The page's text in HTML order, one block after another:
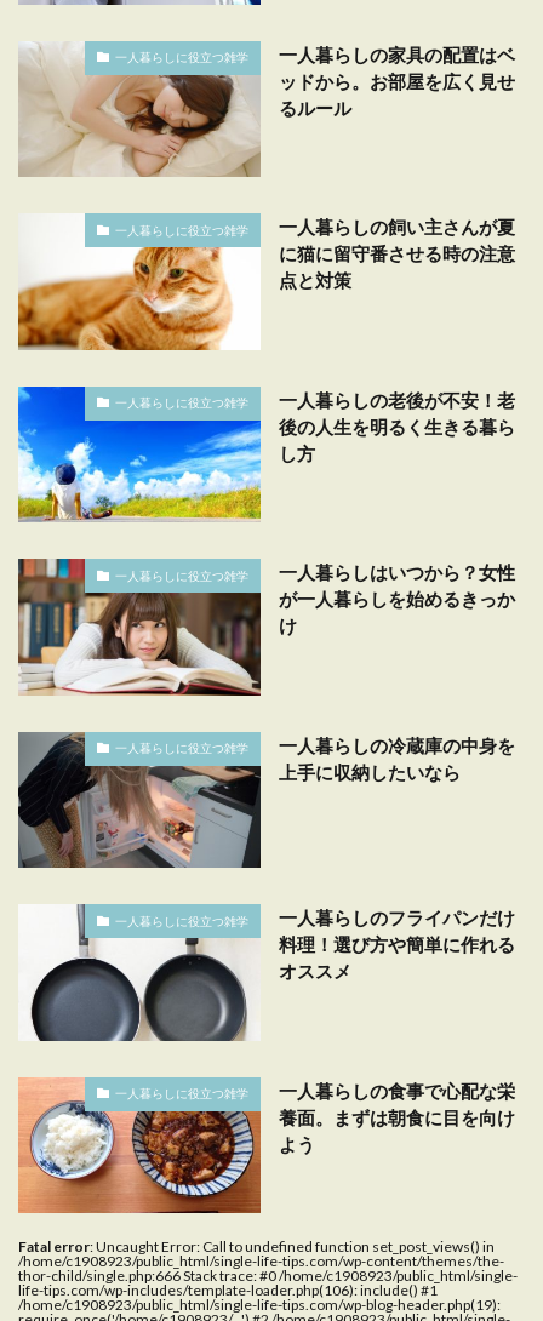
一人暮らしに役立つ雑学
一人暮らしの家具の配置はベ
ッドから。お部屋を広く見せ
るルール
一人暮らしに役立つ雑学
一人暮らしの飼い主さんが夏
に猫に留守番させる時の注意
点と対策
一人暮らしに役立つ雑学
一人暮らしの老後が不安！老
後の人生を明るく生きる暮ら
し方
一人暮らしに役立つ雑学
一人暮らしはいつから？女性
が一人暮らしを始めるきっか
け
一人暮らしに役立つ雑学
一人暮らしの冷蔵庫の中身を
上手に収納したいなら
一人暮らしに役立つ雑学
一人暮らしのフライパンだけ
料理！選び方や簡単に作れる
オススメ
一人暮らしに役立つ雑学
一人暮らしの食事で心配な栄
養面。まずは朝食に目を向け
よう
Fatal error: Uncaught Error: Call to undefined function set_post_views() in
/home/c1908923/public_html/single-life-tips.com/wp-content/themes/the-
thor-child/single.php:666 Stack trace: #0 /home/c1908923/public_html/single-
life-tips.com/wp-includes/template-loader.php(106): include() #1
/home/c1908923/public_html/single-life-tips.com/wp-blog-header.php(19):